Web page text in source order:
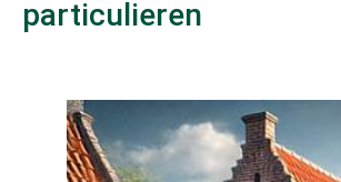
particulieren